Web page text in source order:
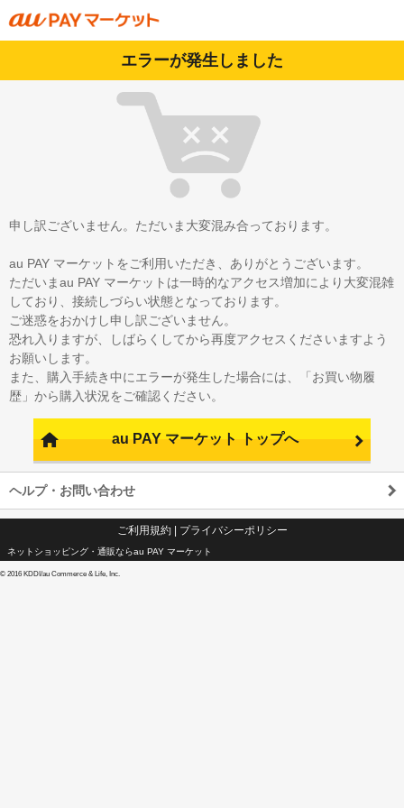
エラーが発生しました
申し訳ございません。ただいま大変混み合っております。
au PAY マーケットをご利用いただき、ありがとうございます。
ただいまau PAY マーケットは一時的なアクセス増加により大変混雑
しており、接続しづらい状態となっております。
ご迷惑をおかけし申し訳ございません。
恐れ入りますが、しばらくしてから再度アクセスくださいますよう
お願いします。
また、購入手続き中にエラーが発生した場合には、「お買い物履
歴」から購入状況をご確認ください。
au PAY マーケット トップへ
ヘルプ・お問い合わせ
ご利用規約| プライバシーポリシー
ネットショッピング・通販ならau PAY マーケット
© 2016 KDDI/au Commerce & Life, Inc.